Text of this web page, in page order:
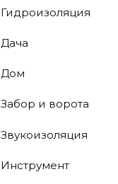
Гидроизоляция
Дача
Дом
Забор и ворота
Звукоизоляция
Инструмент